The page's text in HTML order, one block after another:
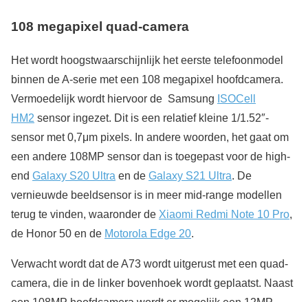
108 megapixel quad-camera
Het wordt hoogstwaarschijnlijk het eerste telefoonmodel
binnen de A-serie met een 108 megapixel hoofdcamera.
Vermoedelijk wordt hiervoor de Samsung ISOCell
HM2 sensor ingezet. Dit is een relatief kleine 1/1.52″-
sensor met 0,7μm pixels. In andere woorden, het gaat om
een andere 108MP sensor dan is toegepast voor de high-
end Galaxy S20 Ultra en de Galaxy S21 Ultra. De
vernieuwde beeldsensor is in meer mid-range modellen
terug te vinden, waaronder de Xiaomi Redmi Note 10 Pro,
de Honor 50 en de Motorola Edge 20.
Verwacht wordt dat de A73 wordt uitgerust met een quad-
camera, die in de linker bovenhoek wordt geplaatst. Naast